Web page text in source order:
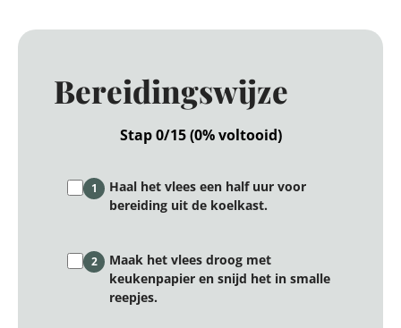
Bereidingswijze
Stap 0/15 (0% voltooid)
1
Haal het vlees een half uur voor
bereiding uit de koelkast.
2
Maak het vlees droog met
keukenpapier en snijd het in smalle
reepjes.